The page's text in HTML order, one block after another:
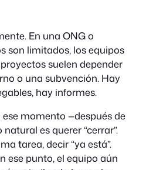
En una ONG o
son limitados, los equipos
suelen depender
o una subvención. Hay
hay informes.
momento —después de
es querer “cerrar”.
tarea, decir “ya está”.
ese punto, el equipo aún